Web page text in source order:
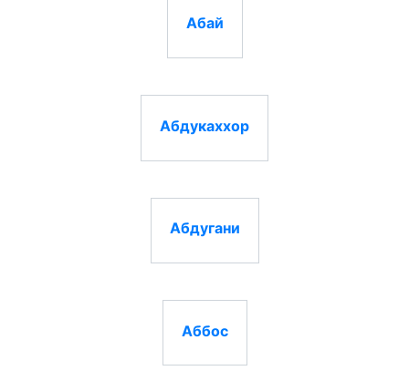
Абай
Абдукаххор
Абдугани
Аббос